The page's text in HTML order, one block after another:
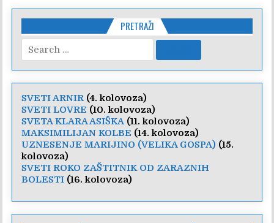
PRETRAŽI
Search
for:
SVETI ARNIR(4. kolovoza)
SVETI LOVRE (10. kolovoza)
SVETA KLARA ASIŠKA (11. kolovoza)
MAKSIMILIJAN KOLBE (14. kolovoza)
UZNESENJE MARIJINO (VELIKA GOSPA) (15.
kolovoza)
SVETI ROKO ZAŠTITNIK OD ZARAZNIH
BOLESTI (16. kolovoza)